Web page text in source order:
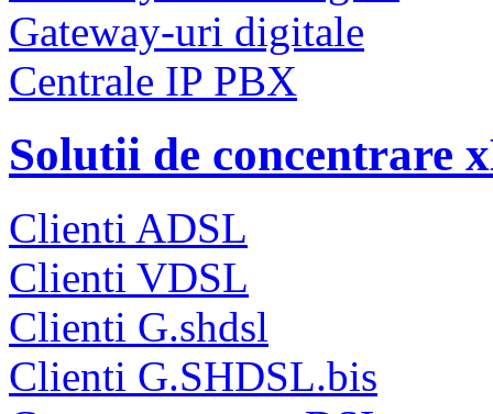
Gateway-uri digitale
Centrale IP PBX
Solutii de concentrare
Clienti ADSL
Clienti VDSL
Clienti G.shdsl
Clienti G.SHDSL.bis